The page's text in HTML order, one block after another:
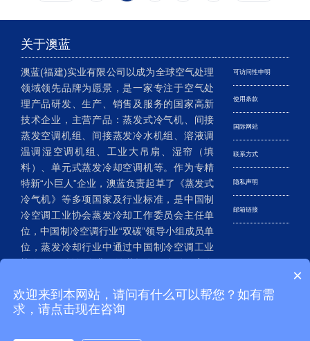
关于澳蓝
澳蓝(福建)实业有限公司以成为全球空气处理
领域领先品牌为愿景，是一家专注于空气处
理产品研发、生产、销售及服务的国家高新
技术企业，主营产品：蒸发式冷气机、间接
蒸发空调机组、间接蒸发冷水机组、溶液调
温调湿空调机组、工业大吊扇、湿帘（填
料）、单元式蒸发冷却空调机等。作为专精
特新“小巨人”企业，澳蓝负责起草了《蒸发式
冷气机》等多项国家及行业标准，是中国制
冷空调工业协会蒸发冷却工作委员会主任单
位，中国制冷空调行业“双碳”领导小组成员单
位，蒸发冷却行业中通过中国制冷空调工业
协会CRAA认证企业。澳蓝拥有20多件国家发
已成为我国蒸发冷却空调行业的老牌企
业……
可访问性申明
使用条款
国际网站
联系方式
隐私声明
邮箱链接
×
欢迎来到本网站，请问有什么可以帮您？如有需
求，请点击现在咨询